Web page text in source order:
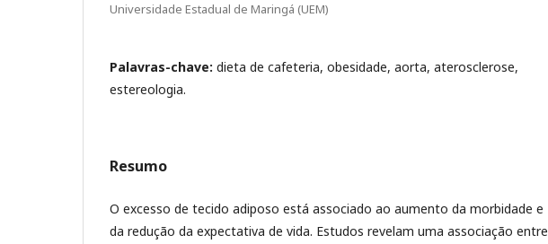
Universidade Estadual de Maringá (UEM)
Palavras-chave: dieta de cafeteria, obesidade, aorta, aterosclerose,
estereologia.
Resumo
O excesso de tecido adiposo está associado ao aumento da morbidade e
da redução da expectativa de vida. Estudos revelam uma associação entre